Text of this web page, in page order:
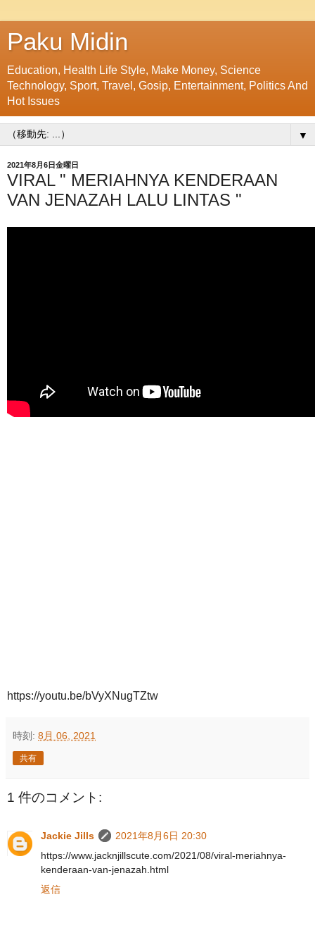
Paku Midin
Education, Health Life Style, Make Money, Science
Technology, Sport, Travel, Gosip, Entertainment, Politics And
Hot Issues
▼
2021年8月6日金曜日
VIRAL " MERIAHNYA KENDERAAN
VAN JENAZAH LALU LINTAS "
https://youtu.be/bVyXNugTZtw
時刻: 8月 06, 2021
共有
1 件のコメント:
Jackie Jills
2021年8月6日 20:30
https://www.jacknjillscute.com/2021/08/viral-meriahnya-
kenderaan-van-jenazah.html
返信